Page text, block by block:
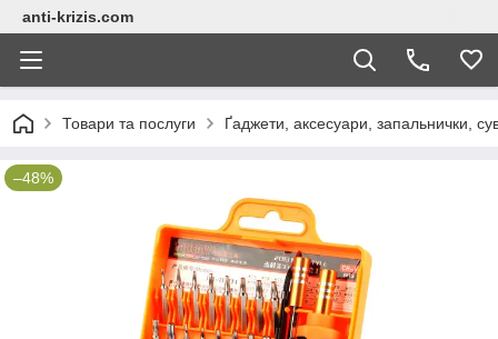
anti-krizis.com
Товари та послуги Ґаджети, аксесуари, запальнички,
–48%